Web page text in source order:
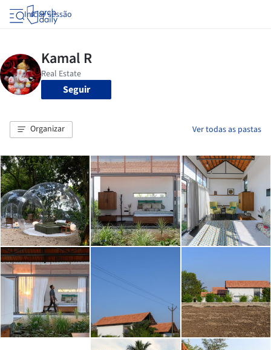
Iniciar sessão
Seguir
Organizar Ver todas as pastas